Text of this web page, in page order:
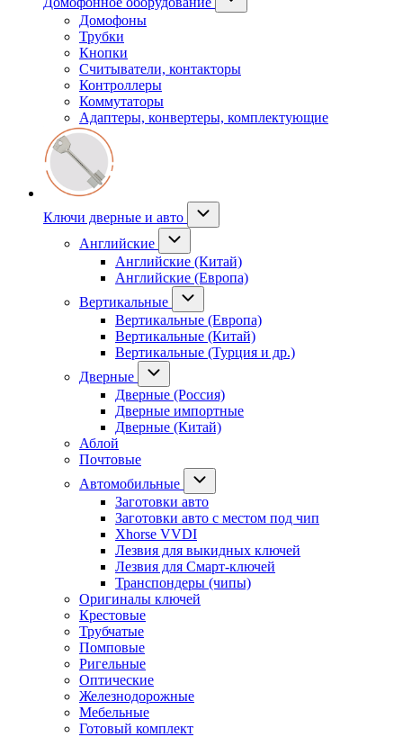
Домофоны
Трубки
Кнопки
Считыватели, контакторы
Контроллеры
Коммутаторы
Адаптеры, конвертеры, комплектующие
Ключи дверные и авто
Английские
Английские (Китай)
Английские (Европа)
Вертикальные
Вертикальные (Европа)
Вертикальные (Китай)
Вертикальные (Турция и др.)
Дверные
Дверные (Россия)
Дверные импортные
Дверные (Китай)
Аблой
Почтовые
Автомобильные
Заготовки авто
Заготовки авто с местом под чип
Xhorse VVDI
Лезвия для выкидных ключей
Лезвия для Смарт-ключей
Транспондеры (чипы)
Оригиналы ключей
Крестовые
Трубчатые
Помповые
Ригельные
Оптические
Железнодорожные
Мебельные
Готовый комплект